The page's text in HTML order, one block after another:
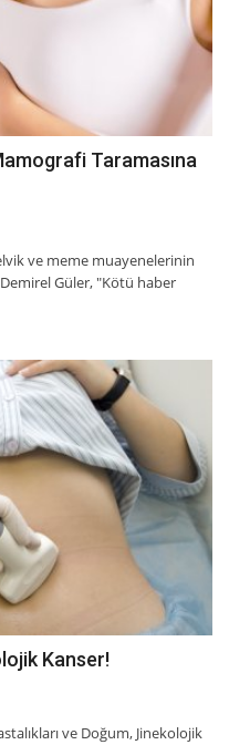
Taramasına
ve meme muayenelerinin
Güler, "Kötü haber
Kanser!
ve Doğum, Jinekolojik